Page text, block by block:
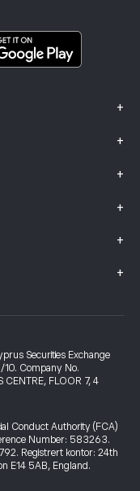
+
+
+
+
+
+
Securities Exchange
10. Company No.
FLOOR 7, 4
Conduct Authority (FCA)
Number: 583263.
Registrert kontor: 24th
E14 5AB, England.